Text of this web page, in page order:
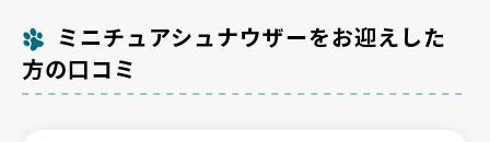
ミニチュアシュナウザーをお迎えした
方の口コミ